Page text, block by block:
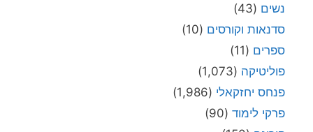
נשים (43)
סדנאות וקורסים (10)
ספרים (11)
פוליטיקה (1,073)
פנחס יחזקאלי (1,986)
פרקי לימוד (90)